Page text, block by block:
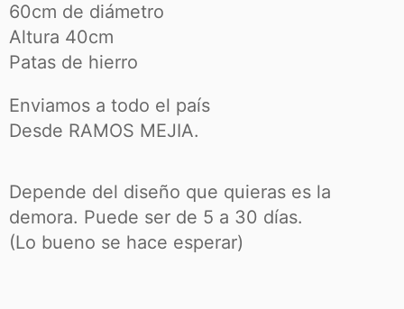
60cm de diámetro
Altura 40cm
Patas de hierro
Enviamos a todo el país
Desde RAMOS MEJIA.
Depende del diseño que quieras es la
demora. Puede ser de 5 a 30 días.
(Lo bueno se hace esperar)